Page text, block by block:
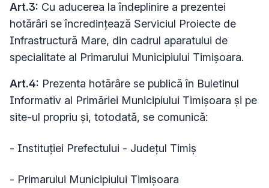
Art.3: Cu aducerea la îndeplinire a prezentei
hotărâri se încredinţează Serviciul Proiecte de
Infrastructură Mare, din cadrul aparatului de
specialitate al Primarului Municipiului Timișoara.
Art.4: Prezenta hotărâre se publică în Buletinul
Informativ al Primăriei Municipiului Timişoara şi pe
site-ul propriu şi, totodată, se comunică:
- Instituţiei Prefectului - Judeţul Timiş
- Primarului Municipiului Timişoara